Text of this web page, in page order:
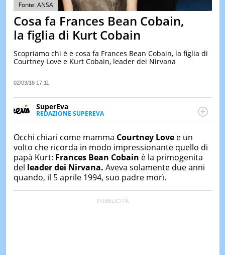
TEST
LE
DI
Fonte: ANSA
Cosa fa Frances Bean Cobain,
la figlia di Kurt Cobain
Scopriamo chi è e cosa fa Frances Bean Cobain, la figlia di
Courtney Love e Kurt Cobain, leader dei Nirvana
02/03/18 17:11
SuperEva
REDAZIONE SUPEREVA
SuperEva è il magazine di Italiaonline dedicato a
Pensato per tutti ma soprattutto per la GenZ, molto
“social” e sempre in cerca di notizie originali. Dalle
tendenze del momento ai fatti più strani alle
scoperte più divertenti: mille storie da scoprire ogni
giorno”
Occhi chiari come mamma Courtney Lovee un
volto che ricorda in modo impressionante quello di
papà Kurt: Frances Bean Cobain è la primogenita
del leader dei Nirvana. Aveva solamente due anni
quando, il 5 aprile 1994, suo padre morì.